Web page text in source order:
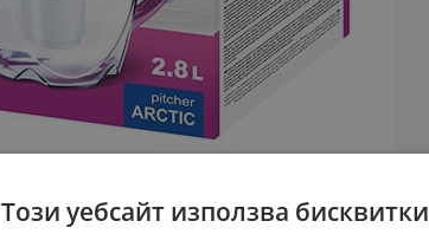
Този уебсайт използва бисквитки